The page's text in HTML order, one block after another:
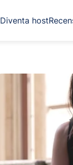
Diventa host